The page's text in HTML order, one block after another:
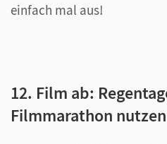
einfach mal aus!
12. Film ab:
Filmmarathon